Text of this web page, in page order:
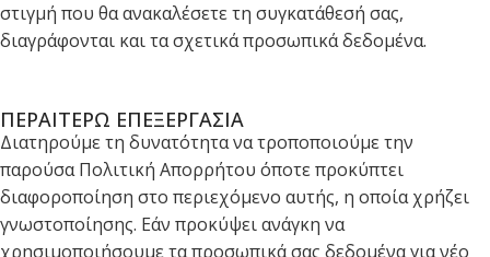
στιγμή που θα ανακαλέσετε τη συγκατάθεσή σας,
διαγράφονται και τα σχετικά προσωπικά δεδομένα.
ΠΕΡΑΙΤΕΡΩ ΕΠΕΞΕΡΓΑΣΙΑ
Διατηρούμε τη δυνατότητα να τροποποιούμε την
παρούσα Πολιτική Απορρήτου όποτε προκύπτει
διαφοροποίηση στο περιεχόμενο αυτής, η οποία χρήζει
γνωστοποίησης. Εάν προκύψει ανάγκη να
χρησιμοποιήσουμε τα προσωπικά σας δεδομένα για νέο